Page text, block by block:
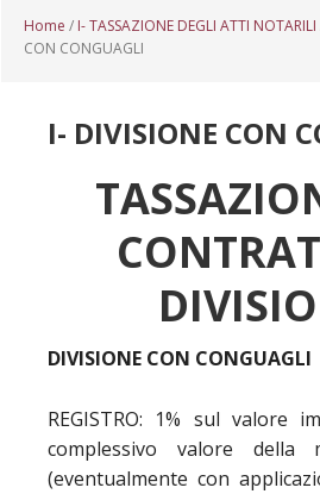
Home / I- TASSAZIONE DEGLI ATTI NOTARILI
CON CONGUAGLI
I- DIVISIONE CON
DIVISIONE CON CONGUAGLI
REGISTRO: 1% sul valore
complessivo valore della
(eventualmente con